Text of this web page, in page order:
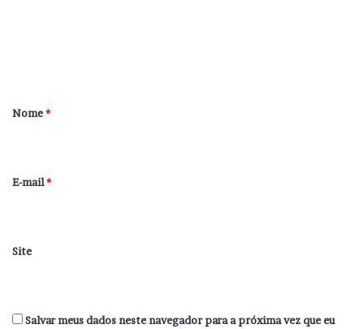
r
*
Nome*
E-mail*
Site
Salvar meus dados neste navegador para a próxima vez que eu